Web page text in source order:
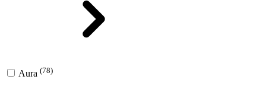
Aura (78)